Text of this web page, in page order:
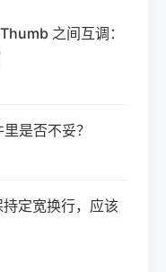
之间互调：
是否不妥？
定宽换行，应该